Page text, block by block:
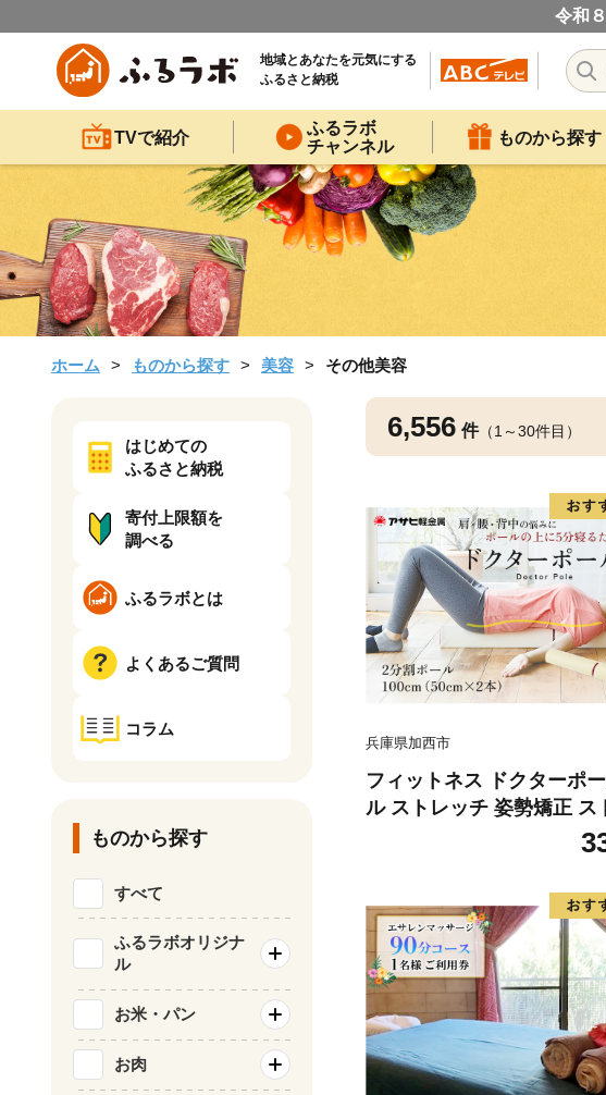
令和
地域とあなたを元気にする
ふるさと納税
TVで紹介
ふるラボ
チャンネル
ものから探す
ホーム ものから探す 美容 その他美容
6,556 件（1～30件目）
兵庫県加西市
フィットネス ドクターポ
ル ストレッチ 姿勢矯正 ス
用ポール ヨガポール アサ
リセット 姿勢 ヨガ 健康
腰 ほぐす おうち時間 美容
内 日用品
はじめての
ふるさと納税
寄付上限額を
調べる
ふるラボとは
よくあるご質問
コラム
ものから探す
すべて
ふるラボオリジナ
ル
お米・パン
お肉